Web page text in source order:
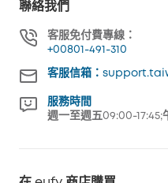
聯絡我們
客服免付費專線：
+00801-491-310
客服信箱：
服務時間
週一至週五09:00-17:45;